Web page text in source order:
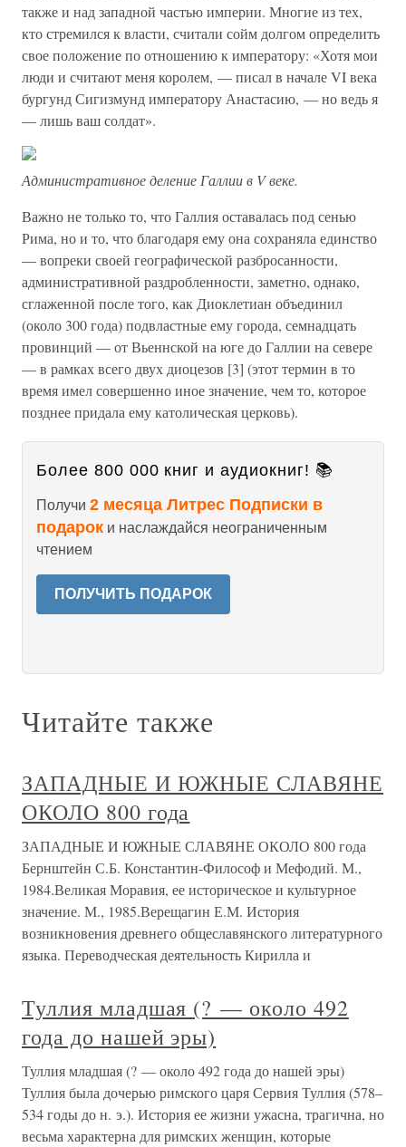
также и над западной частью империи. Многие из тех,
кто стремился к власти, считали сойм долгом определить
свое положение по отношению к императору: «Хотя мои
люди и считают меня королем, — писал в начале VI века
бургунд Сигизмунд императору Анастасию, — но ведь я
— лишь ваш солдат».
Административное деление Галлии в V веке.
Важно не только то, что Галлия оставалась под сенью
Рима, но и то, что благодаря ему она сохраняла единство
— вопреки своей географической разбросанности,
административной раздробленности, заметно, однако,
сглаженной после того, как Диоклетиан объединил
(около 300 года) подвластные ему города, семнадцать
провинций — от Вьеннской на юге до Галлии на севере
— в рамках всего двух диоцезов [3] (этот термин в то
время имел совершенно иное значение, чем то, которое
позднее придала ему католическая церковь).
Более 800 000 книг и аудиокниг! 📚
Получи 2 месяца Литрес Подписки в
подарок и наслаждайся неограниченным
чтением
ПОЛУЧИТЬ ПОДАРОК
Читайте также
ЗАПАДНЫЕ И ЮЖНЫЕ СЛАВЯНЕ
ОКОЛО 800 года
ЗАПАДНЫЕ И ЮЖНЫЕ СЛАВЯНЕ ОКОЛО 800 года
Бернштейн С.Б. Константин-Философ и Мефодий. М.,
1984.Великая Моравия, ее историческое и культурное
значение. М., 1985.Верещагин Е.М. История
возникновения древнего общеславянского литературного
языка. Переводческая деятельность Кирилла и
Туллия младшая (? — около 492
года до нашей эры)
Туллия младшая (? — около 492 года до нашей эры)
Туллия была дочерью римского царя Сервия Туллия (578–
534 годы до н. э.). История ее жизни ужасна, трагична, но
весьма характерна для римских женщин, которые